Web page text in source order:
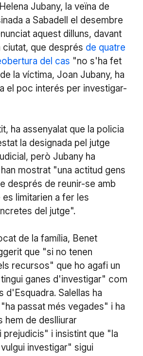
Jubany, la veïna de
a Sabadell el desembre
aquest dilluns, davant
ciutat, que després de quatre
del cas "no s'ha fet
la víctima, Joan Jubany, ha
el poc interés per investigar-
ha assenyalat que la policia
la designada pel jutge
però Jubany ha
mostrat "una actitud gens
després de reunir-se amb
limitarien a fer les
del jutge".
de la família, Benet
que "si no tenen
recursos" que ho agafi un
ganes d'investigar" com
d'Esquadra. Salellas ha
passat més vegades" i ha
hem de deslliurar
i insistint que "la
investigar" sigui